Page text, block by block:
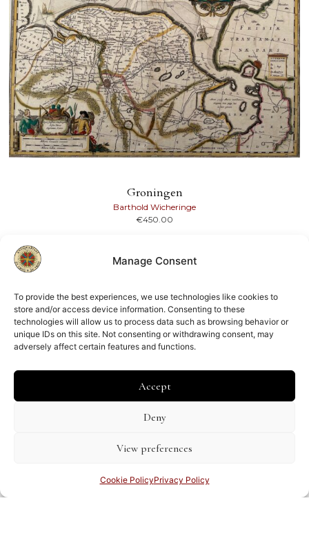
Manage Consent
To provide the best experiences, we use technologies like cookies to
store and/or access device information. Consenting to these
technologies will allow us to process data such as browsing behavior or
unique IDs on this site. Not consenting or withdrawing consent, may
adversely affect certain features and functions.
Accept
Deny
View preferences
Cookie PolicyPrivacy Policy
Groningen
Barthold Wicheringe
€450.00
Deel deze pagina
Kamer van Koophandel:
Lid van